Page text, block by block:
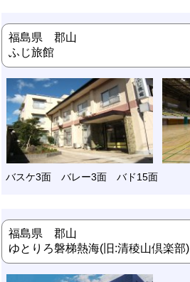
福島県 郡山
ふじ旅館
バスケ3面 バレー3面 バド15面
福島県 郡山
ゆとりろ磐梯熱海(旧:清稜山倶楽部)